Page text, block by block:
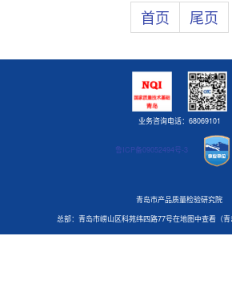
首页 尾页
业务咨询电话：68069101
鲁ICP备09052494号-3
青岛市产品质量检验研究院
总部：青岛市崂山区科苑纬四路77号在地图中查看（青